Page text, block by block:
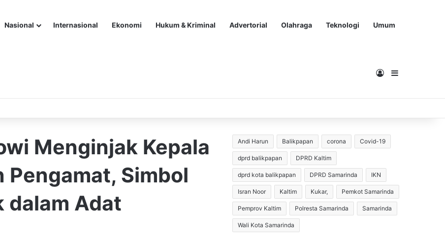
Nasional Internasional Ekonomi Hukum & Kriminal Advertorial Olahraga Teknologi Umum
MasukSidebar
Menginjak Kepala
Pengamat, Simbol
dalam Adat
Andi Harun Balikpapan corona Covid-19
dprd balikpapan DPRD Kaltim
dprd kota balikpapan DPRD Samarinda IKN
Isran Noor Kaltim Kukar, Pemkot Samarinda
Pemprov Kaltim Polresta Samarinda Samarinda
Wali Kota Samarinda